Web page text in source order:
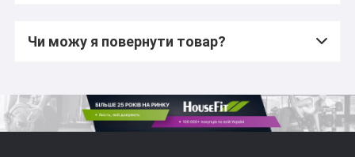
Чи можу я повернути товар?